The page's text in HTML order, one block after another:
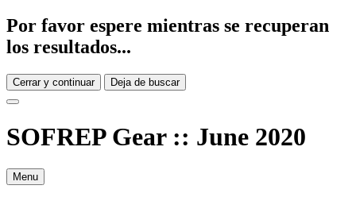
Por favor espere mientras se recuperan
los resultados...
Cerrar y continuar Deja de buscar
SOFREP Gear :: June 2020
Menu